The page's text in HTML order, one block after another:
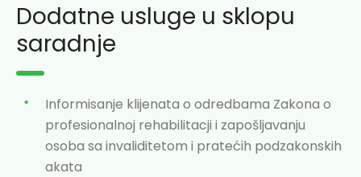
Dodatne usluge u sklopu
saradnje
Informisanje klijenata o odredbama Zakona o
profesionalnoj rehabilitacji i zapošljavanju
osoba sa invaliditetom i pratećih podzakonskih
akata